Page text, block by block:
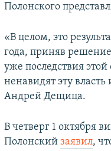
Полонского
«В целом, это
года, приняв
уже последствия
ненавидят эту
Андрей Дещица.
В четверг 1 октября
Полонскийзаявил,